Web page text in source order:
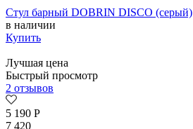
Стул барный DOBRIN DISCO (серый)
в наличии
Купить
Лучшая цена
Быстрый просмотр
2 отзывов
5 190 Р
7 420